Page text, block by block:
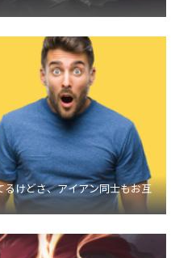
けどさ、アイアン同士もお互